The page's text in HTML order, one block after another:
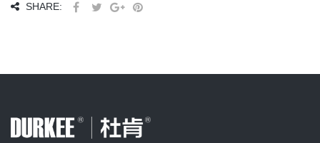
SHARE: